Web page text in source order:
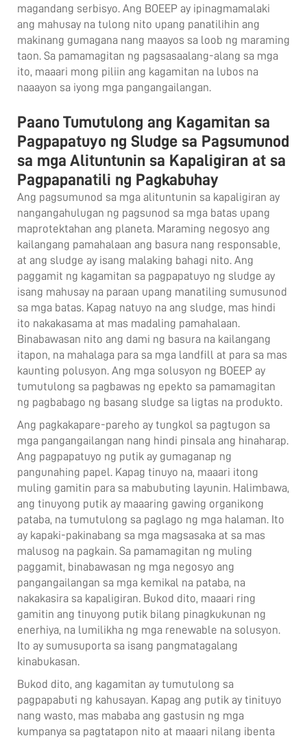
magandang serbisyo. Ang BOEEP ay ipinagmamalaki
ang mahusay na tulong nito upang panatilihin ang
makinang gumagana nang maayos sa loob ng maraming
taon. Sa pamamagitan ng pagsasaalang-alang sa mga
ito, maaari mong piliin ang kagamitan na lubos na
naaayon sa iyong mga pangangailangan.
Paano Tumutulong ang Kagamitan sa
Pagpapatuyo ng Sludge sa Pagsumunod
sa mga Alituntunin sa Kapaligiran at sa
Pagpapanatili ng Pagkabuhay
Ang pagsumunod sa mga alituntunin sa kapaligiran ay
nangangahulugan ng pagsunod sa mga batas upang
maprotektahan ang planeta. Maraming negosyo ang
kailangang pamahalaan ang basura nang responsable,
at ang sludge ay isang malaking bahagi nito. Ang
paggamit ng kagamitan sa pagpapatuyo ng sludge ay
isang mahusay na paraan upang manatiling sumusunod
sa mga batas. Kapag natuyo na ang sludge, mas hindi
ito nakakasama at mas madaling pamahalaan.
Binabawasan nito ang dami ng basura na kailangang
itapon, na mahalaga para sa mga landfill at para sa mas
kaunting polusyon. Ang mga solusyon ng BOEEP ay
tumutulong sa pagbawas ng epekto sa pamamagitan
ng pagbabago ng basang sludge sa ligtas na produkto.
Ang pagkakapare-pareho ay tungkol sa pagtugon sa
mga pangangailangan nang hindi pinsala ang hinaharap.
Ang pagpapatuyo ng putik ay gumaganap ng
pangunahing papel. Kapag tinuyo na, maaari itong
muling gamitin para sa mabubuting layunin. Halimbawa,
ang tinuyong putik ay maaaring gawing organikong
pataba, na tumutulong sa paglago ng mga halaman. Ito
ay kapaki-pakinabang sa mga magsasaka at sa mas
malusog na pagkain. Sa pamamagitan ng muling
paggamit, binabawasan ng mga negosyo ang
pangangailangan sa mga kemikal na pataba, na
nakakasira sa kapaligiran. Bukod dito, maaari ring
gamitin ang tinuyong putik bilang pinagkukunan ng
enerhiya, na lumilikha ng mga renewable na solusyon.
Ito ay sumusuporta sa isang pangmatagalang
kinabukasan.
Bukod dito, ang kagamitan ay tumutulong sa
pagpapabuti ng kahusayan. Kapag ang putik ay tinituyo
nang wasto, mas mababa ang gastusin ng mga
kumpanya sa pagtatapon nito at maaari nilang ibenta